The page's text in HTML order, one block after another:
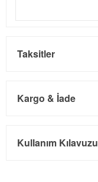
Taksitler
Kargo & İade
Kullanım Kılavuzu